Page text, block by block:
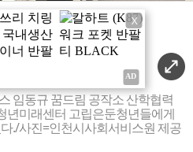
X
임동규 꿈드림 공작소 산학협력
년미래센터 고립은둔청년들에게
./사진=인천시사회서비스원 제공